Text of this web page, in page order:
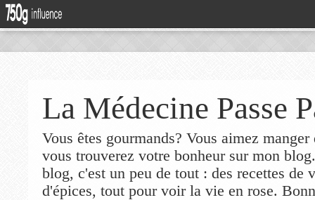
La Médecine Passe
Vous êtes gourmands? Vous aimez
vous trouverez votre bonheur sur mon
blog, c'est un peu de tout : des recettes de
d'épices, tout pour voir la vie en rose.